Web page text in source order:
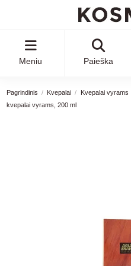
Meniu Paieška
Pagrindinis Kvepalai Kvepalai vyrams
kvepalai vyrams, 200 ml